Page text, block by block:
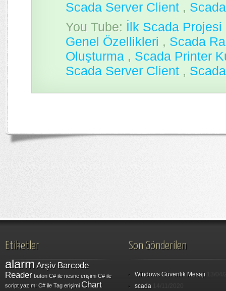
Scada Server Client ,
You Tube: İlk Scada Projesi
Genel Özellikleri , Scada
Oluşturma , Scada Printer
Scada Server Client ,
Etiketler
alarmArşiv Barcode
Reader buton C# ile nesne erişimi C# ile
script yazımı C# ile Tag erişimi Chart
Son Gönderilen
Windows Güvenlik Mesajı
scada